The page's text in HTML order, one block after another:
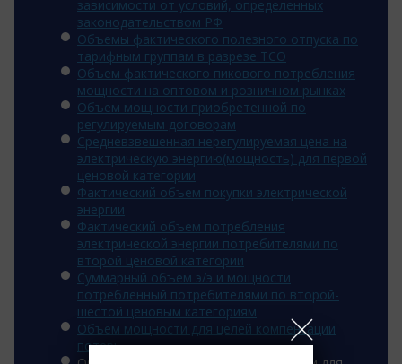
зависимости от условий, определенных
законодательством РФ
Объемы фактического полезного отпуска по
тарифным группам в разрезе ТСО
Объем фактического пикового потребления
мощности на оптовом и розничном рынках
Объем мощности приобретенной по
регулируемым договорам
Средневзвешенная нерегулируемая цена на
электрическую энергию(мощность) для первой
ценовой категории
Фактический объем покупки электрической
энергии
Фактический объем потребления
электрической энергии потребителями по
второй ценовой категории
Суммарный объем э/э и мощности
потребленный потребителями по второй-
шестой ценовым категориям
Объем мощности для целей компенсации
потерь